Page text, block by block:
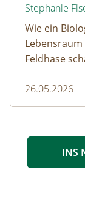
Stephanie
Wie ein
Feldhase
26.05.2026
INS